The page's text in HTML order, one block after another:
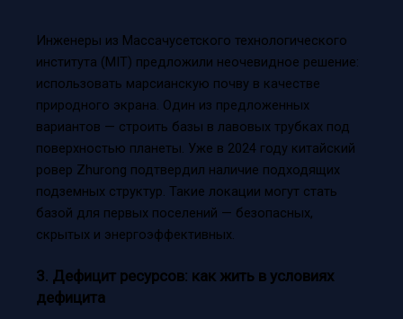
Инженеры из Массачусетского технологического
института (MIT) предложили неочевидное решение:
использовать марсианскую почву в качестве
природного экрана. Один из предложенных
вариантов — строить базы в лавовых трубках под
поверхностью планеты. Уже в 2024 году китайский
ровер Zhurong подтвердил наличие подходящих
подземных структур. Такие локации могут стать
базой для первых поселений — безопасных,
скрытых и энергоэффективных.
3. Дефицит ресурсов: как жить в условиях
дефицита